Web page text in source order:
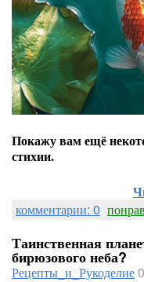
Покажу вам ещё
стихии.
комментарии: 0
Таинственная
бирюзового неба?
Рецепты_и_Рукоделие